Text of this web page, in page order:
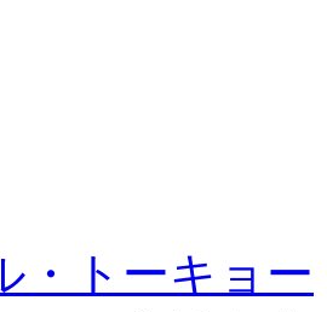
・トーキョー